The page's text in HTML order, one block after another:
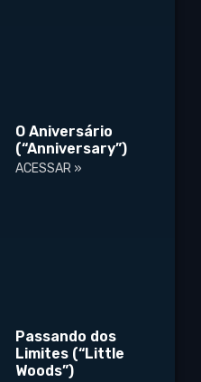
O Aniversário
(“Anniversary”)
ACESSAR »
Passando dos
Limites (“Little
Woods”)